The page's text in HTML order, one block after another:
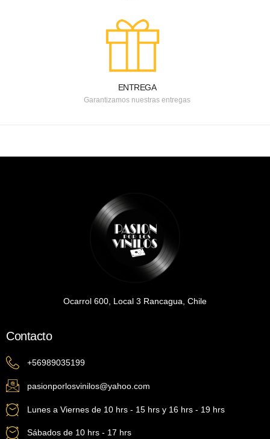
ENTREGA
Garantizamos nuestras entregas
Ocarrol 600, Local 3 Rancagua, Chile
Contacto
+56989035199
pasionporlosvinilos@yahoo.com
Lunes a Viernes de 10 hrs - 15 hrs y 16 hrs - 19 hrs
Sábados de 10 hrs - 17 hrs